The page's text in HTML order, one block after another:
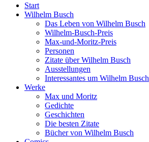
Start
Wilhelm Busch
Das Leben von Wilhelm Busch
Wilhelm-Busch-Preis
Max-und-Moritz-Preis
Personen
Zitate über Wilhelm Busch
Ausstellungen
Interessantes um Wilhelm Busch
Werke
Max und Moritz
Gedichte
Geschichten
Die besten Zitate
Bücher von Wilhelm Busch